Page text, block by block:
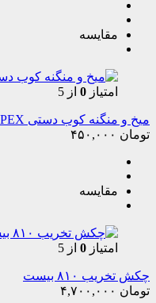
مقایسه
امتیاز 0 از 5
میخ و منگنه کوب دستی APPEX
تومان
مقایسه
امتیاز 0 از 5
چکش تخریب ۸۱۰ بیست
تومان